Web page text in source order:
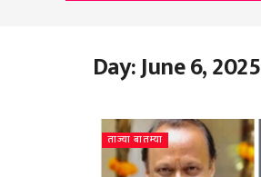
Day:June 6, 2025
ताज्या बातम्या